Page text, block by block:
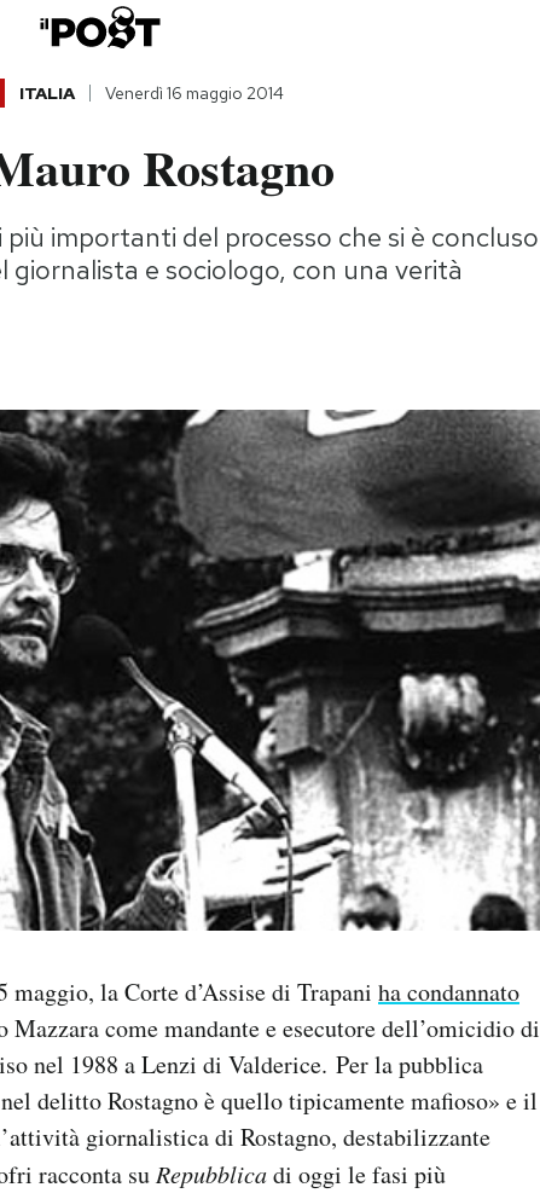
ITALIA Venerdì 16 maggio 2014
Rostagno
importanti del processo che si è concluso
giornalista e sociologo, con una verità
la Corte d’Assise di Trapani ha condannato
come mandante e esecutore dell’omicidio di
nel 1988 a Lenzi di Valderice. Per la pubblica
delitto Rostagno è quello tipicamente mafioso» e il
giornalistica di Rostagno, destabilizzante
racconta su Repubblicadi oggi le fasi più